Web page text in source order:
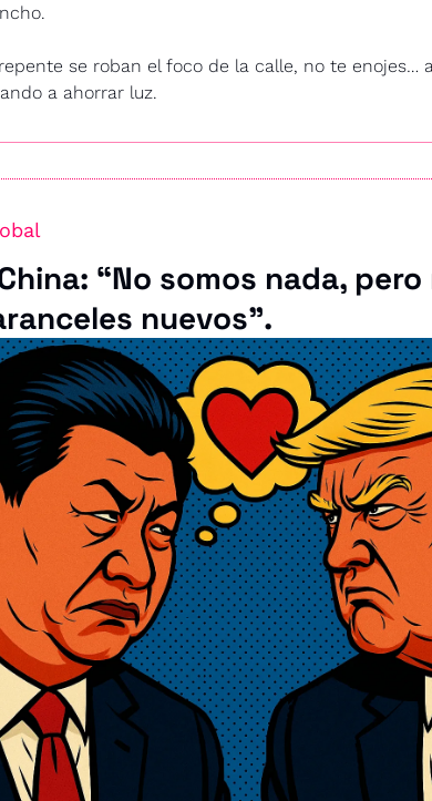
se roban el foco de la calle, no te enojes…
a ahorrar luz.
“No somos nada,
nuevos”.